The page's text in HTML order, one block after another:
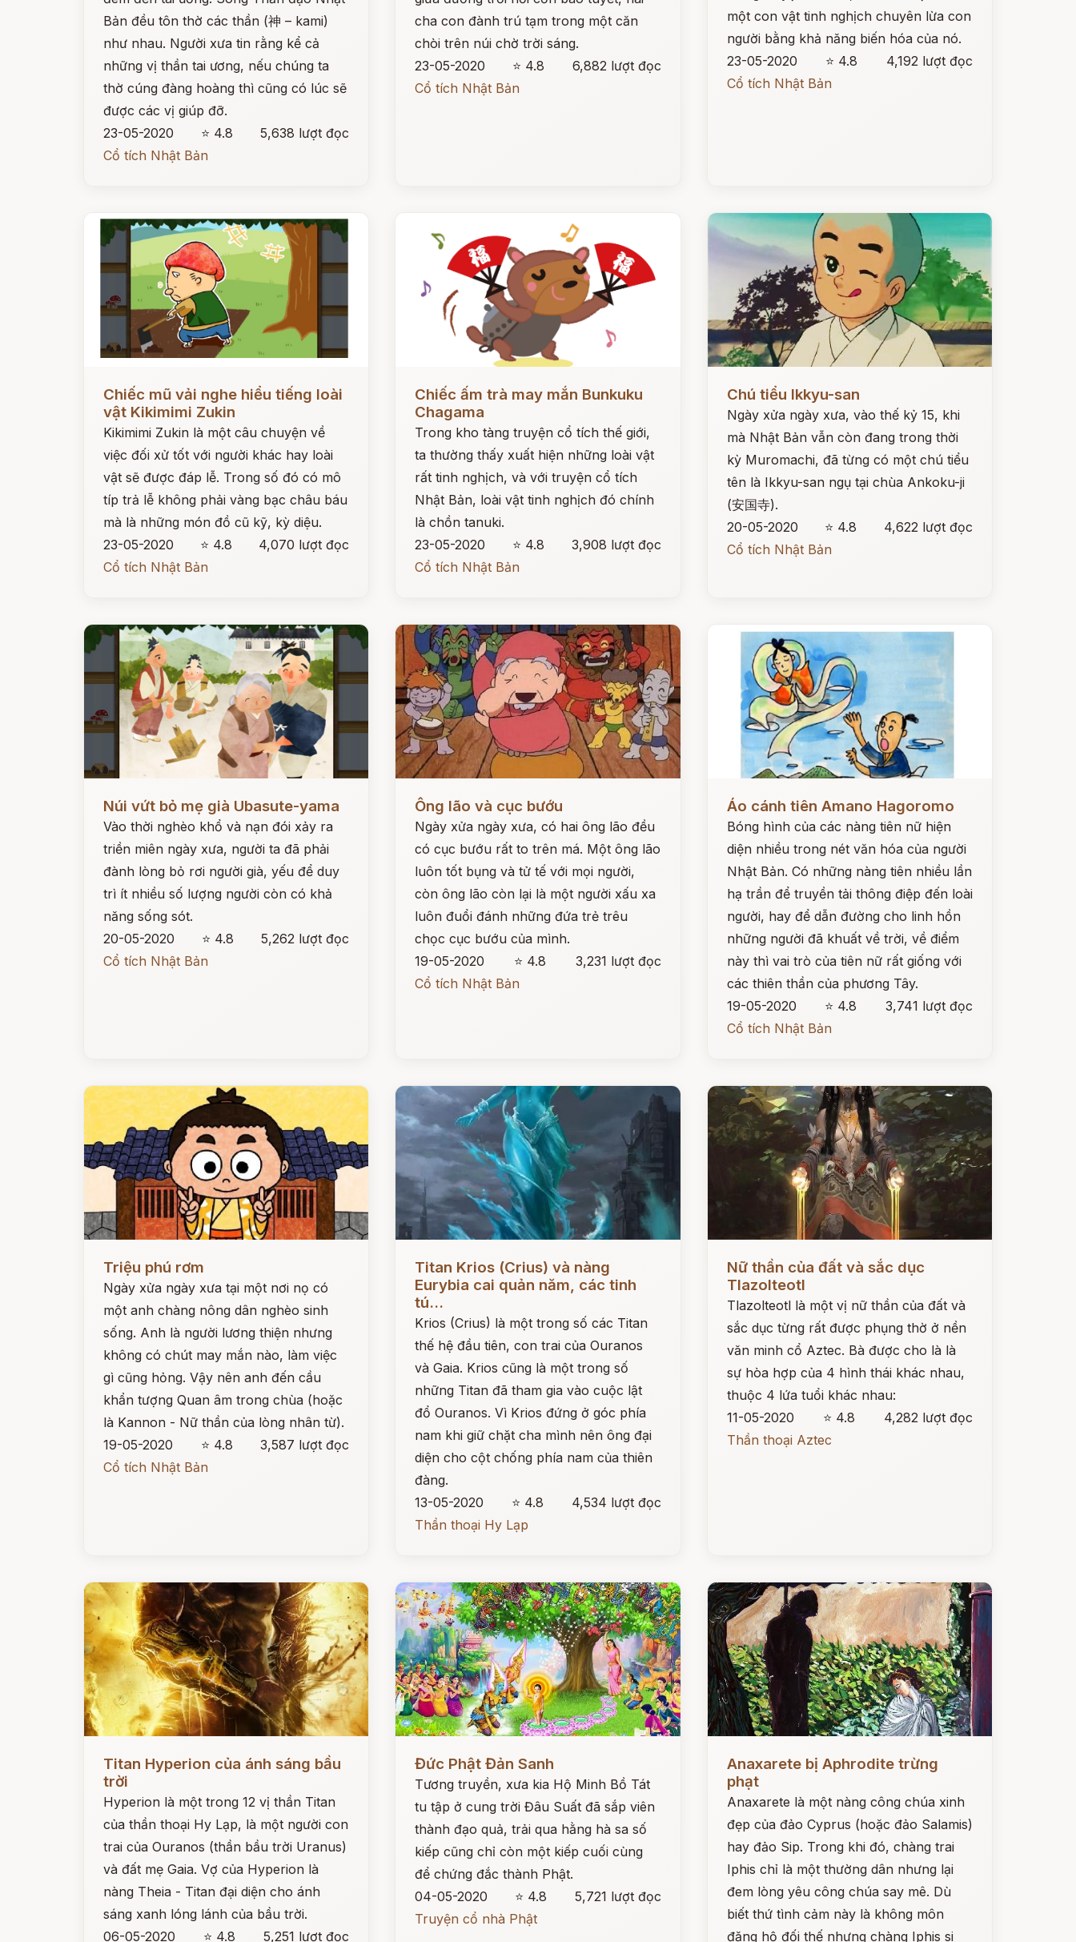
Bản đều tôn thờ các thần (神 – kami)
như nhau. Người xưa tin rằng kể cả
những vị thần tai ương, nếu chúng ta
thờ cúng đàng hoàng thì cũng có lúc sẽ
được các vị giúp đỡ.
23-05-2020
⭐ 4.8
5,638 lượt đọc
Cổ tích Nhật Bản
cha con đành trú tạm trong một căn
chòi trên núi chờ trời sáng.
23-05-2020
⭐ 4.8
6,882 lượt đọc
Cổ tích Nhật Bản
một con vật tinh nghịch chuyên lừa con
người bằng khả năng biến hóa của nó.
23-05-2020
⭐ 4.8
4,192 lượt đọc
Cổ tích Nhật Bản
Đọc ngay
Chiếc mũ vải nghe hiểu tiếng loài
vật Kikimimi Zukin
Kikimimi Zukin là một câu chuyện về
việc đối xử tốt với người khác hay loài
vật sẽ được đáp lễ. Trong số đó có mô
típ trả lễ không phải vàng bạc châu báu
mà là những món đồ cũ kỹ, kỳ diệu.
23-05-2020
⭐ 4.8
4,070 lượt đọc
Cổ tích Nhật Bản
Đọc ngay
Chiếc ấm trà may mắn Bunkuku
Chagama
Trong kho tàng truyện cổ tích thế giới,
ta thường thấy xuất hiện những loài vật
rất tinh nghịch, và với truyện cổ tích
Nhật Bản, loài vật tinh nghịch đó chính
là chồn tanuki.
23-05-2020
⭐ 4.8
3,908 lượt đọc
Cổ tích Nhật Bản
Chú tiểu Ikkyu-san
Ngày xửa ngày xưa, vào thế kỷ 15, khi
mà Nhật Bản vẫn còn đang trong thời
kỳ Muromachi, đã từng có một chú tiểu
tên là Ikkyu-san ngụ tại chùa Ankoku-ji
(安国寺).
20-05-2020
⭐ 4.8
4,622 lượt đọc
Cổ tích Nhật Bản
Núi vứt bỏ mẹ già Ubasute-yama
Vào thời nghèo khổ và nạn đói xảy ra
triền miên ngày xưa, người ta đã phải
đành lòng bỏ rơi người già, yếu để duy
trì ít nhiều số lượng người còn có khả
năng sống sót.
20-05-2020
⭐ 4.8
5,262 lượt đọc
Cổ tích Nhật Bản
Đọc ngay
Ông lão và cục bướu
Ngày xửa ngày xưa, có hai ông lão đều
có cục bướu rất to trên má. Một ông lão
luôn tốt bụng và tử tế với mọi người,
còn ông lão còn lại là một người xấu xa
luôn đuổi đánh những đứa trẻ trêu
chọc cục bướu của mình.
19-05-2020
⭐ 4.8
3,231 lượt đọc
Cổ tích Nhật Bản
Đọc ngay
Áo cánh tiên Amano Hagoromo
Bóng hình của các nàng tiên nữ hiện
diện nhiều trong nét văn hóa của người
Nhật Bản. Có những nàng tiên nhiều lần
hạ trần để truyền tải thông điệp đến loài
người, hay để dẫn đường cho linh hồn
những người đã khuất về trời, về điểm
này thì vai trò của tiên nữ rất giống với
các thiên thần của phương Tây.
19-05-2020
⭐ 4.8
3,741 lượt đọc
Cổ tích Nhật Bản
Triệu phú rơm
Ngày xửa ngày xưa tại một nơi nọ có
một anh chàng nông dân nghèo sinh
sống. Anh là người lương thiện nhưng
không có chút may mắn nào, làm việc
gì cũng hỏng. Vậy nên anh đến cầu
khẩn tượng Quan âm trong chùa (hoặc
là Kannon - Nữ thần của lòng nhân từ).
19-05-2020
⭐ 4.8
3,587 lượt đọc
Cổ tích Nhật Bản
Titan Krios (Crius) và nàng
Eurybia cai quản năm, các tinh
tú...
Krios (Crius) là một trong số các Titan
thế hệ đầu tiên, con trai của Ouranos
và Gaia. Krios cũng là một trong số
những Titan đã tham gia vào cuộc lật
đổ Ouranos. Vì Krios đứng ở góc phía
nam khi giữ chặt cha mình nên ông đại
diện cho cột chống phía nam của thiên
đàng.
13-05-2020
⭐ 4.8
4,534 lượt đọc
Thần thoại Hy Lạp
Nữ thần của đất và sắc dục
Tlazolteotl
Tlazolteotl là một vị nữ thần của đất và
sắc dục từng rất được phụng thờ ở nền
văn minh cổ Aztec. Bà được cho là là
sự hòa hợp của 4 hình thái khác nhau,
thuộc 4 lứa tuổi khác nhau:
11-05-2020
⭐ 4.8
4,282 lượt đọc
Thần thoại Aztec
Titan Hyperion của ánh sáng bầu
trời
Hyperion là một trong 12 vị thần Titan
của thần thoại Hy Lạp, là một người con
trai của Ouranos (thần bầu trời Uranus)
và đất mẹ Gaia. Vợ của Hyperion là
nàng Theia - Titan đại diện cho ánh
sáng xanh lóng lánh của bầu trời.
06-05-2020
⭐ 4.8 5,251 lượt đọc
Đức Phật Đản Sanh
Tương truyền, xưa kia Hộ Minh Bồ Tát
tu tập ở cung trời Đâu Suất đã sắp viên
thành đạo quả, trải qua hằng hà sa số
kiếp cũng chỉ còn một kiếp cuối cùng
để chứng đắc thành Phật.
04-05-2020
⭐ 4.8
5,721 lượt đọc
Truyện cổ nhà Phật
Anaxarete bị Aphrodite trừng
phạt
Anaxarete là một nàng công chúa xinh
đẹp của đảo Cyprus (hoặc đảo Salamis)
hay đảo Sip. Trong khi đó, chàng trai
Iphis chỉ là một thường dân nhưng lại
đem lòng yêu công chúa say mê. Dù
biết thứ tình cảm này là không môn
đăng hộ đối thế nhưng chàng Iphis si